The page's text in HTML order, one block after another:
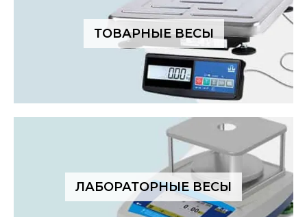
ТОВАРНЫЕ ВЕСЫ
ЛАБОРАТОРНЫЕ ВЕСЫ